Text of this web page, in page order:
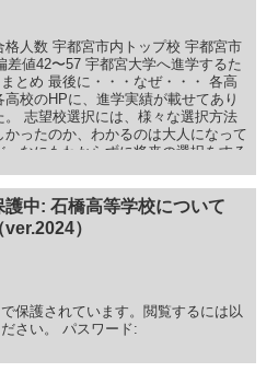
人数 宇都宮市内トップ校 宇都宮市
差値42〜57 宇都宮大学へ進学するた
とめ 最後に・・・なぜ・・・ 各高
校のHPに、進学実績が載せてあり
志望校選択には、様々な選択方法
ったのか、わかるのは大人になって
なにもわからずに将来の選択をする
数を軸にして宇都宮大学に合格する
のかを見ていただきました。 もう一
た時に、宇都宮大学に合格するため
護中: 石橋高等学校について
ver.2024）
保護されています。閲覧するには以
さい。 パスワード: